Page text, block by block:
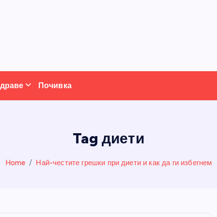
Почивка
Tag диети
Home Най-честите грешки при диети и как да ги избегнем